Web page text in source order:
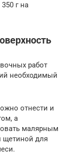
г на
работ
необходимый
отнести и
а
малярным
щетиной для